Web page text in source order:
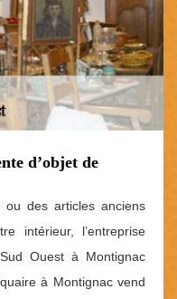
d’objet de
ou des articles anciens
intérieur, l’entreprise
Ouest à Montignac
à Montignac vend